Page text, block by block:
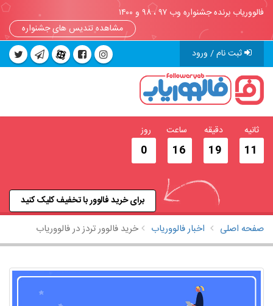
فالووریاب برنده جشنواره وب ۹۷ ، ۹۸ و ۱۴۰۰
مشاهده تندیس های جشنواره
ثبت نام / ورود
10
ثانیه
19
دقیقه
16
ساعت
0
روز
برای خرید فالوور با تخفیف کلیک کنید
صفحه اصلی اخبار فالووریاب خرید فالوور تردز در فالووریاب